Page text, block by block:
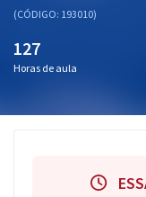
Questões grátis
(CÓDIGO: 193010)
127
Horas de aula